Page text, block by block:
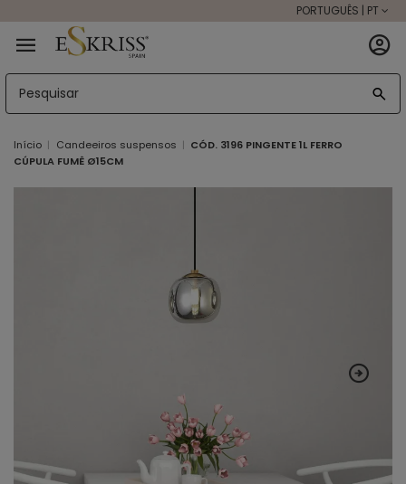
PORTUGUÊS | PT
Início Candeeiros suspensos
CÓD. 3196 PINGENTE 1L FERRO
CÚPULA FUMÊ Ø15CM